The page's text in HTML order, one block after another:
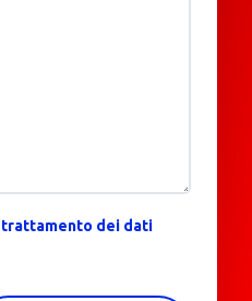
trattamento dei dati